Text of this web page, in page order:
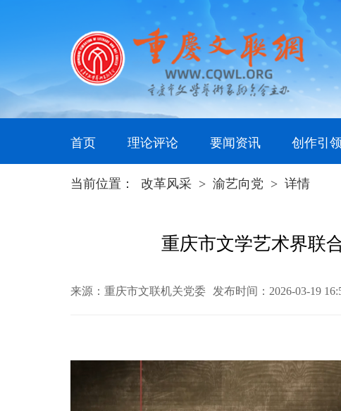
首页 理论评论 要闻资讯 创作引领
当前位置： 改革风采 > 渝艺向党 > 详情
重庆市文学艺术界联
来源：重庆市文联机关党委 发布时间：2026-03-19